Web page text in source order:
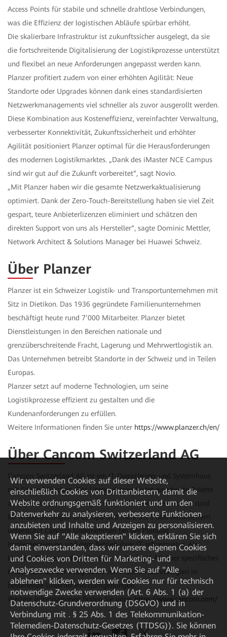
Access Points für stabile und schnelle drahtlose Verbindungen,
was die Effizienz der logistischen Abläufe spürbar erhöht.
Die skalierbare Infrastruktur ist zukunftssicher ausgelegt, da sie
die fortschreitende Digitalisierung der Logistikprozesse unterstützt
und flexibel an neue Anforderungen angepasst werden kann.
Planzer profitiert zudem von einer erhöhten Agilität: Neue
Standorte oder Upgrades können dank eines standardisierten
Netzwerkmanagements viel schneller als zuvor ausgerollt werden.
Diese Kombination aus Kosteneffizienz, vereinfachter Verwaltung,
verbesserter Konnektivität, Zukunftssicherheit und erhöhter
Agilität positioniert Planzer optimal für die Herausforderungen
des modernen Logistikmarktes. „Dank des iMaster NCE Campus
sind wir gut auf die Zukunft vorbereitet“, sagt Novio.
„Mit Planzer haben wir die gesamte Netzwerkaktualisierung
optimiert. Dank der Zero-Touch-Bereitstellung haben sie viel Zeit
gespart, teure Anbieterlizenzen eliminiert und schätzen den
direkten Support von uns als Hersteller“, sagte Dominic Mettler,
Network Architect & Solutions Manager bei Huawei Schweiz.
Über Planzer
Planzer ist ein Schweizer Logistik- und Transportunternehmen mit
Sitz in Dietikon. Das 1936 gegründete Familienunternehmen
beschäftigt heute rund 7’000 Mitarbeiter. Planzer bietet
Dienstleistungen in den Bereichen nationale und
grenzüberschreitende Fracht, Lagerung und Mehrwertlogistik an.
Das Unternehmen betreibt Standorte in der Schweiz und in Teilen
Europas.
Planzer setzt auf moderne Technologien, um seine
Logistikprozesse effizient zu gestalten und die
Kundenanforderungen zu erfüllen.
Weitere Informationen finden Sie unter https://www.planzer.ch/en/
Über Cancom Switzerland AG
Cancom Switzerland AG ist ein IT-Dienstleister und Systemhaus
mit Sitz in München. Das Unternehmen bietet eine breite Palette
an IT-Services und -Lösungen für Geschäftskunden an. Mit rund
80 Niederlassungen in Europa und mehr als 5’500 Mitarbeitern
unterstützt Cancom Unternehmen bei der Planung,
Implementierung und dem Betrieb ihrer IT-Infrastruktur. Als
Huawei-Partner verfügt Cancom Switzerland AG über spezifisches
Know-how bei der Integration von Huawei-Technologien in
bestehende Unternehmensumgebungen.
Weitere Informationen finden Sie unter https://www.cancom.com/
Wir verwenden Cookies auf dieser Website,
einschließlich Cookies von Drittanbietern, damit die
Website ordnungsgemäß funktioniert und um den
Datenverkehr zu analysieren, verbesserte Funktionen
anzubieten und Inhalte und Anzeigen zu personalisieren.
Wenn Sie auf "Alle akzeptieren" klicken, erklären Sie sich
damit einverstanden, dass wir unsere eigenen Cookies
und Cookies von Dritten für Marketing- und
Analysezwecke verwenden. Wenn Sie auf "Alle
ablehnen" klicken, werden wir Cookies nur für technisch
notwendige Zwecke verwenden (Art. 6 Abs. 1 (a) der
Datenschutz-Grundverordnung (DSGVO) und in
Verbindung mit . § 25 Abs. 1 des Telekommunikation-
Telemedien-Datenschutz-Gesetzes (TTDSG)). Sie können